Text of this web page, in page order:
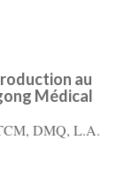
au
Médical
DMQ, L.A.